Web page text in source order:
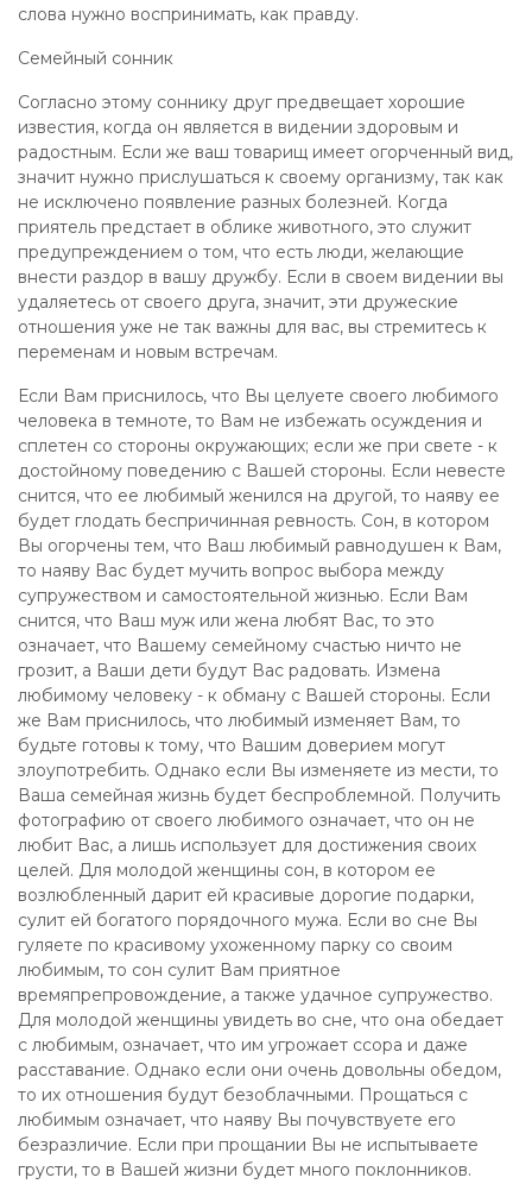
слова нужно воспринимать, как правду.
Семейный сонник
Согласно этому соннику друг предвещает хорошие
известия, когда он является в видении здоровым и
радостным. Если же ваш товарищ имеет огорченный вид,
значит нужно прислушаться к своему организму, так как
не исключено появление разных болезней. Когда
приятель предстает в облике животного, это служит
предупреждением о том, что есть люди, желающие
внести раздор в вашу дружбу. Если в своем видении вы
удаляетесь от своего друга, значит, эти дружеские
отношения уже не так важны для вас, вы стремитесь к
переменам и новым встречам.
Если Вам приснилось, что Вы целуете своего любимого
человека в темноте, то Вам не избежать осуждения и
сплетен со стороны окружающих; если же при свете - к
достойному поведению с Вашей стороны. Если невесте
снится, что ее любимый женился на другой, то наяву ее
будет глодать беспричинная ревность. Сон, в котором
Вы огорчены тем, что Ваш любимый равнодушен к Вам,
то наяву Вас будет мучить вопрос выбора между
супружеством и самостоятельной жизнью. Если Вам
снится, что Ваш муж или жена любят Вас, то это
означает, что Вашему семейному счастью ничто не
грозит, а Ваши дети будут Вас радовать. Измена
любимому человеку - к обману с Вашей стороны. Если
же Вам приснилось, что любимый изменяет Вам, то
будьте готовы к тому, что Вашим доверием могут
злоупотребить. Однако если Вы изменяете из мести, то
Ваша семейная жизнь будет беспроблемной. Получить
фотографию от своего любимого означает, что он не
любит Вас, а лишь использует для достижения своих
целей. Для молодой женщины сон, в котором ее
возлюбленный дарит ей красивые дорогие подарки,
сулит ей богатого порядочного мужа. Если во сне Вы
гуляете по красивому ухоженному парку со своим
любимым, то сон сулит Вам приятное
времяпрепровождение, а также удачное супружество.
Для молодой женщины увидеть во сне, что она обедает
с любимым, означает, что им угрожает ссора и даже
расставание. Однако если они очень довольны обедом,
то их отношения будут безоблачными. Прощаться с
любимым означает, что наяву Вы почувствуете его
безразличие. Если при прощании Вы не испытываете
грусти, то в Вашей жизни будет много поклонников.